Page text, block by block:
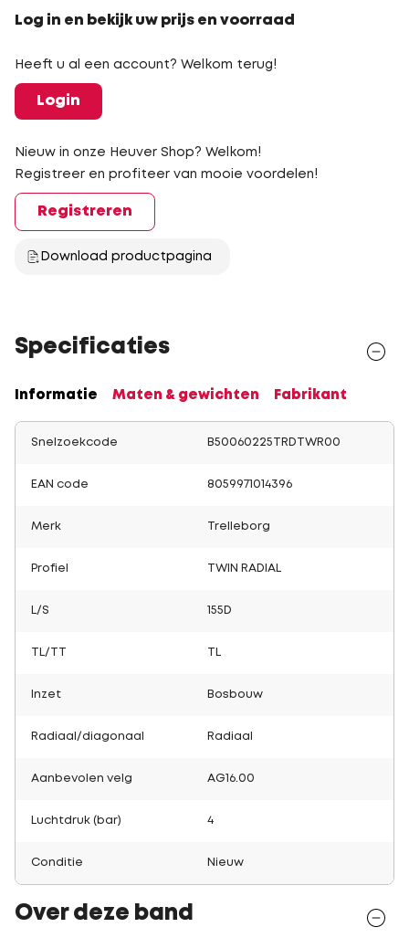
Log in en bekijk uw prijs en voorraad
Heeft u al een account? Welkom terug!
Login
Nieuw in onze Heuver Shop? Welkom!
Registreer en profiteer van mooie voordelen!
Registreren
Download productpagina
Specificaties
Informatie Maten & gewichten Fabrikant
Snelzoekcode B50060225TRDTWR00
EAN code 8059971014396
Merk Trelleborg
Profiel TWIN RADIAL
L/S 155D
TL/TT
Inzet Bosbouw
Radiaal/diagonaal Radiaal
Aanbevolen velg AG16.00
Luchtdruk (bar) 4
Conditie Nieuw
Over deze band